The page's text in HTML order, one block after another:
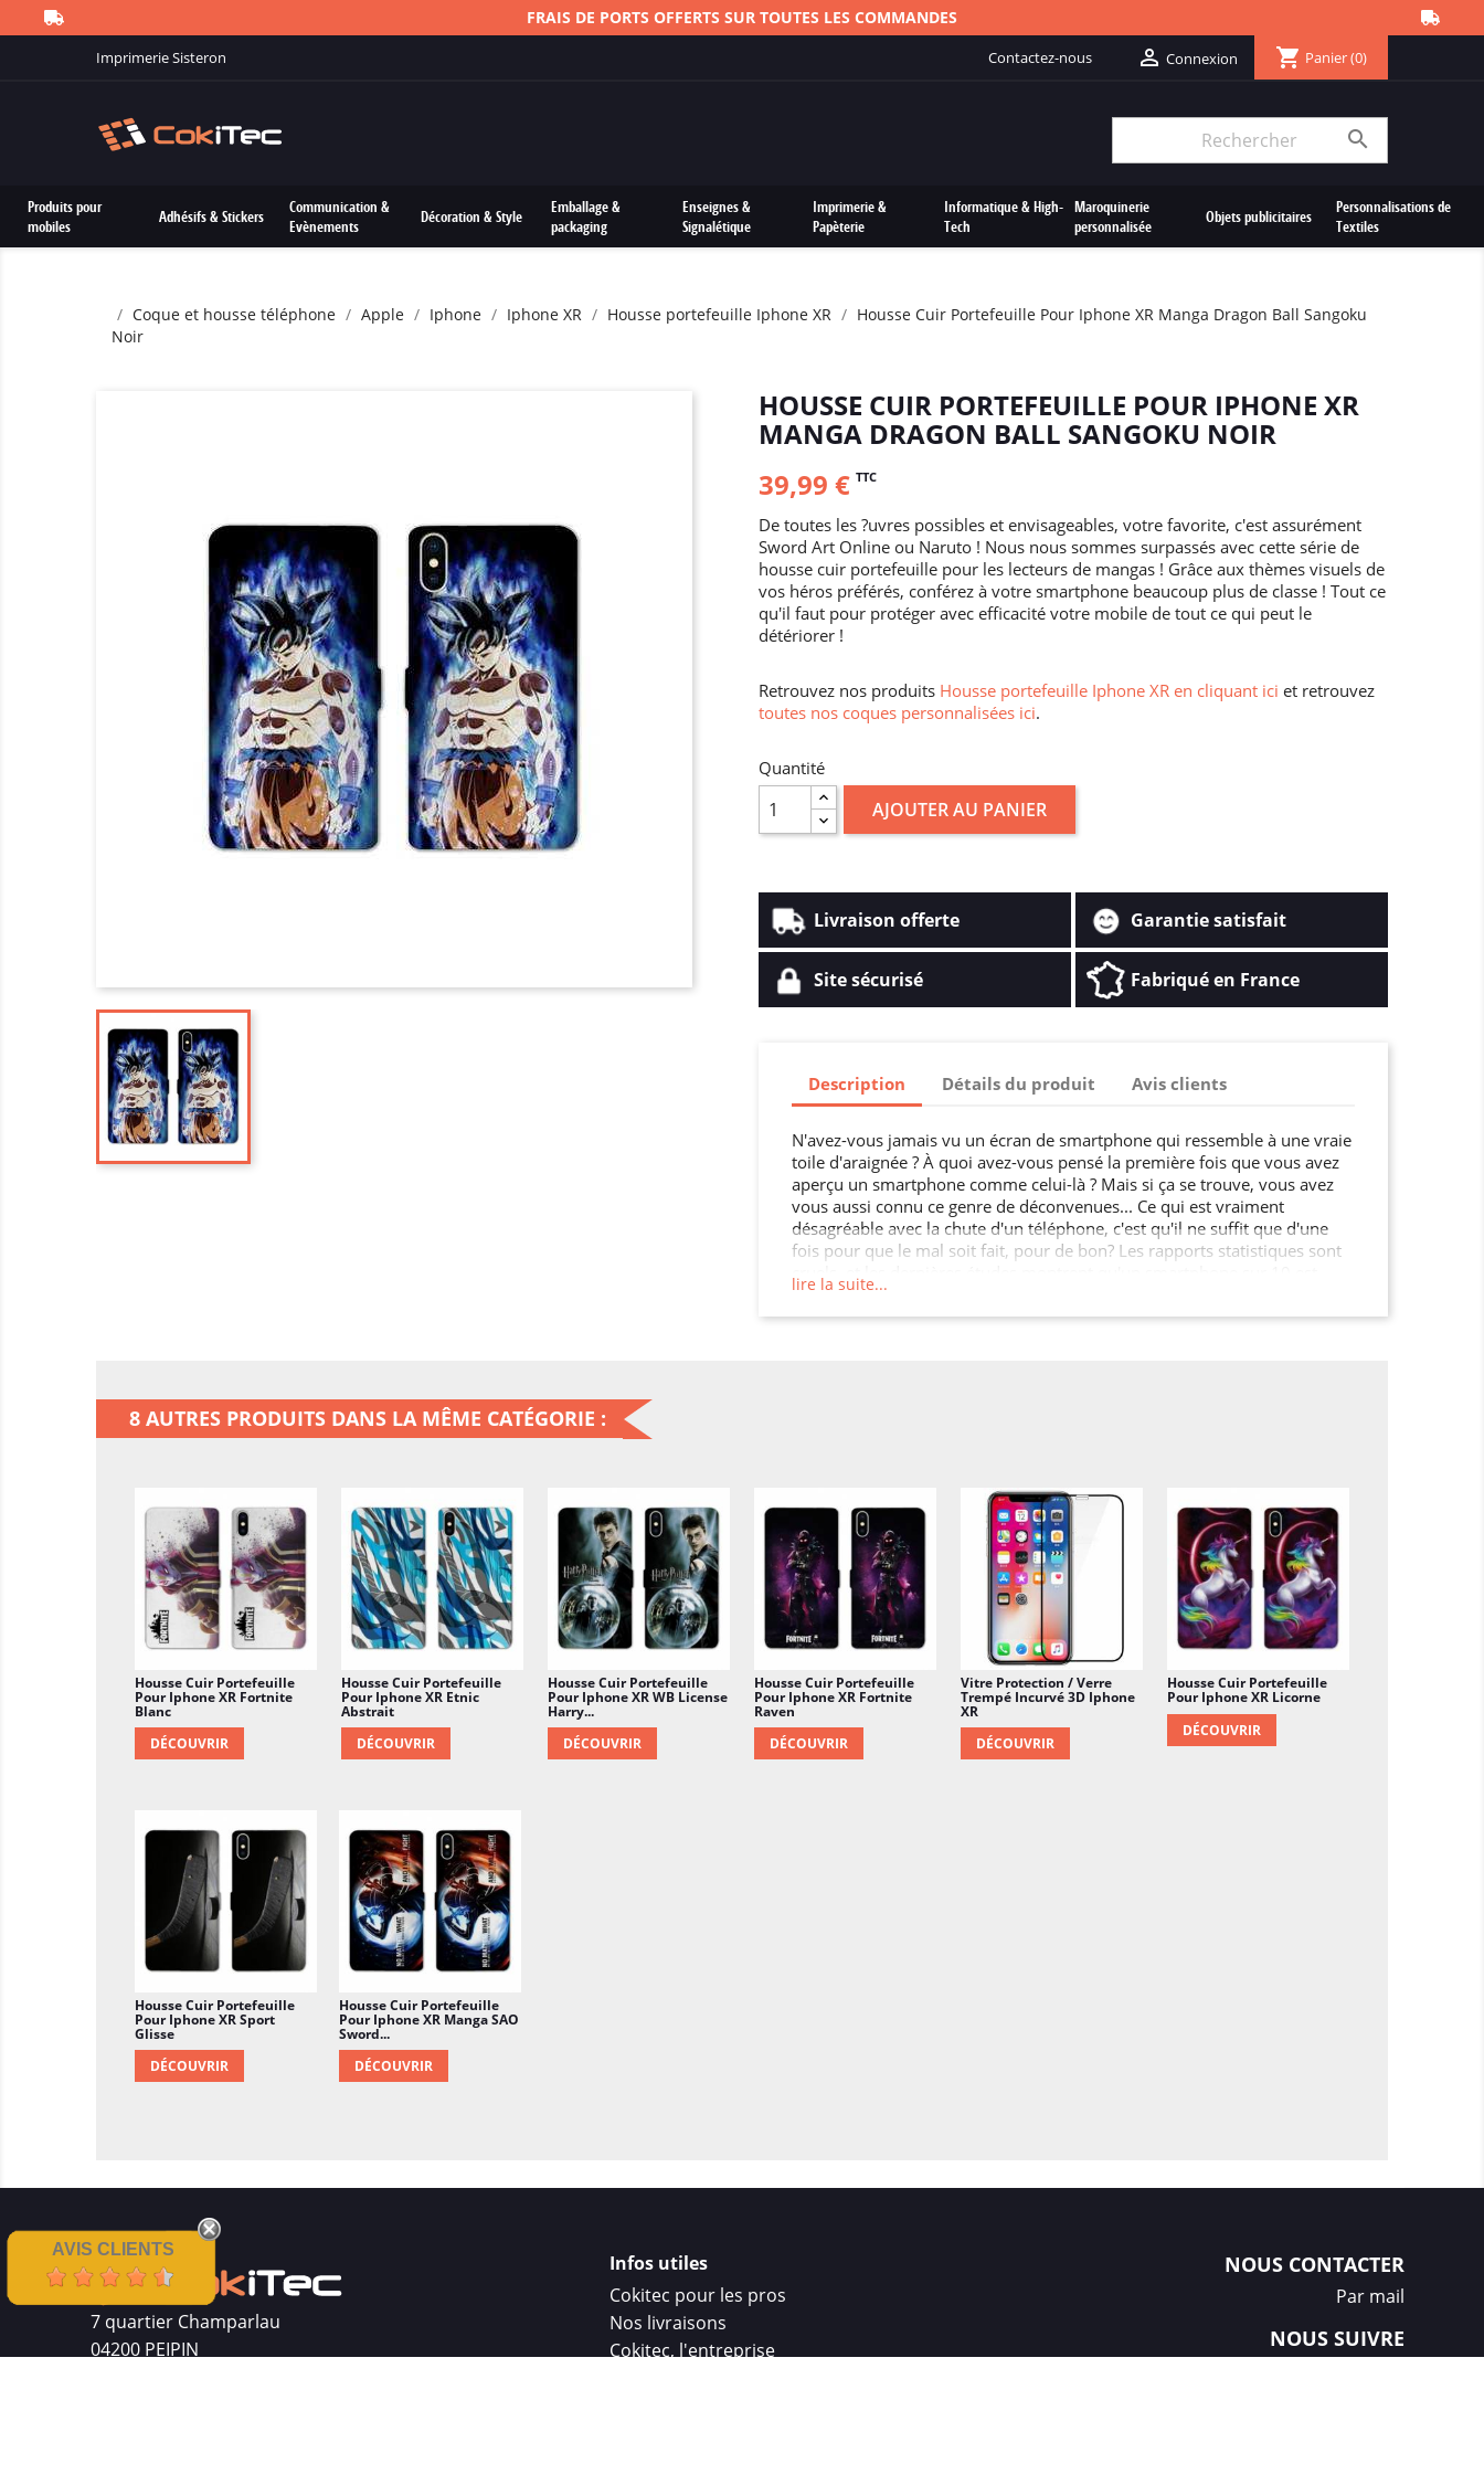
FRAIS DE PORTS OFFERTS SUR TOUTES LES COMMANDES
Imprimerie Sisteron Contactez-nous  Connexion shopping_cart Panier(0)

Produits pour
mobiles
Adhésifs & Stickers
Communication &
Evènements
Décoration & Style
Emballage &
packaging
Enseignes &
Signalétique
Imprimerie &
Papèterie
Informatique & High-
Tech
Maroquinerie
personnalisée
Objets publicitaires
Personnalisations de
Textiles
Coque et housse téléphone Apple Iphone Iphone XR Housse portefeuille Iphone XR
Housse Cuir Portefeuille Pour Iphone XR Manga Dragon Ball Sangoku
Noir
HOUSSE CUIR PORTEFEUILLE POUR IPHONE XR
MANGA DRAGON BALL SANGOKU NOIR
39,99 € TTC
De toutes les ?uvres possibles et envisageables, votre favorite, c'est assurément
Sword Art Online ou Naruto ! Nous nous sommes surpassés avec cette série de
housse cuir portefeuille pour les lecteurs de mangas ! Grâce aux thèmes visuels de
vos héros préférés, conférez à votre smartphone beaucoup plus de classe ! Tout ce
qu'il faut pour protéger avec efficacité votre mobile de tout ce qui peut le
détériorer !
Retrouvez nos produits Housse portefeuille Iphone XR en cliquant ici et retrouvez
toutes nos coques personnalisées ici.
Quantité
AJOUTER AU PANIER
Livraison offerte Garantie satisfait
Site sécurisé Fabriqué en France
Description Détails du produit Avis clients
N'avez-vous jamais vu un écran de smartphone qui ressemble à une vraie
toile d'araignée ? À quoi avez-vous pensé la première fois que vous avez
aperçu un smartphone comme celui-là ? Mais si ça se trouve, vous avez
vous aussi connu ce genre de déconvenues... Ce qui est vraiment
désagréable avec la chute d'un téléphone, c'est qu'il ne suffit que d'une
fois pour que le mal soit fait, pour de bon? Les rapports statistiques sont
victime d'un accident avant même qu'il ait un an d'utilisation. Il est
illusoire de croire que vous êtes à l'abri, même si vous pensez être
lire la suite...
8 AUTRES PRODUITS DANS LA MÊME CATÉGORIE :
Housse Cuir Portefeuille
Pour Iphone XR Fortnite
Blanc
DÉCOUVRIR
Housse Cuir Portefeuille
Pour Iphone XR Etnic
Abstrait
DÉCOUVRIR
Housse Cuir Portefeuille
Pour Iphone XR WB License
Harry...
DÉCOUVRIR
Housse Cuir Portefeuille
Pour Iphone XR Fortnite
Raven
DÉCOUVRIR
Vitre Protection / Verre
Trempé Incurvé 3D Iphone
XR
DÉCOUVRIR
Housse Cuir Portefeuille
Pour Iphone XR Licorne
DÉCOUVRIR
Housse Cuir Portefeuille
Pour Iphone XR Sport
Glisse
DÉCOUVRIR
Housse Cuir Portefeuille
Pour Iphone XR Manga SAO
Sword...
DÉCOUVRIR
7 quartier Champarlau
04200 PEIPIN
Infos utiles
Cokitec pour les pros
Nos livraisons
Cokitec, l'entreprise
NOUS CONTACTER
Par mail
NOUS SUIVRE
AVIS CLIENTS